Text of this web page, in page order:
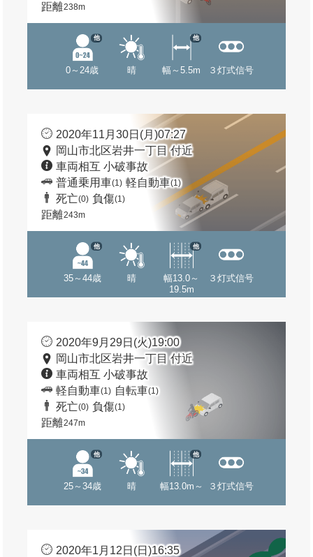
距離238m
0～24歳
他
晴 幅～5.5m
他
３灯式信号
2020年11月30日(月)07:27
岡山市北区岩井一丁目 付近
車両相互 小破事故
普通乗用車(1) 軽自動車(1)
死亡(0) 負傷(1)
距離243m
35～44歳
他
晴
幅13.0～
19.5m
他
３灯式信号
2020年9月29日(火)19:00
岡山市北区岩井一丁目 付近
車両相互 小破事故
軽自動車(1) 自転車(1)
死亡(0) 負傷(1)
距離247m
25～34歳
他
晴 幅13.0m～
他
３灯式信号
2020年1月12日(日)16:35